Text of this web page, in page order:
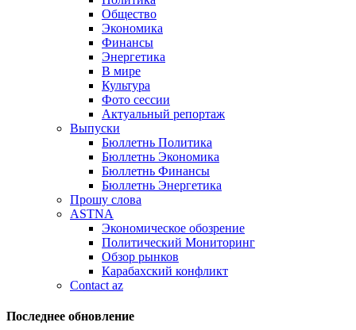
Общество
Экономика
Финансы
Энергетика
В мире
Культура
Фото сессии
Актуальный репортаж
Выпуски
Бюллетнь Политика
Бюллетнь Экономика
Бюллетнь Финансы
Бюллетнь Энергетика
Прошу слова
ASTNA
Экономическое обозрение
Политический Мониторинг
Обзор рынков
Карабахский конфликт
Contact az
Последнее обновление